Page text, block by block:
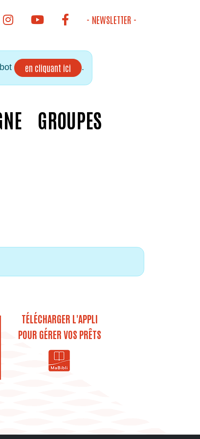
INSTAGRAM DE LA BIBLIOTHÈQUE
YOUTUBE DE LA BIBLIOTHÈQUE
FACEBOOK DE LA BIBLIOTHÈQUE
- NEWSLETTER -
en cliquant ici .
GROUPES
TÉLÉCHARGER L'APPLI
POUR GÉRER VOS PRÊTS